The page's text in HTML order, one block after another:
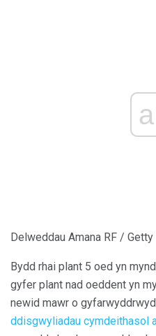
Delweddau Amana RF /
Bydd rhai plant 5 oed yn
gyfer plant nad oeddent yn
newid mawr o
ddisgwyliadau cymdeithasol